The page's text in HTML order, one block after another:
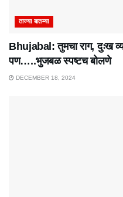
ताज्या बातम्या
Bhujabal: तुमचा राग, दुःख
पण…..भुजबळ स्पष्टच बोलणे
DECEMBER 18, 2024